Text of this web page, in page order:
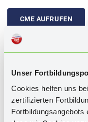
Unser
Cookies helfen uns
zertifizierten
Fortbildungsangebots
CME AUFRUFEN
Schlagwörter:mRNA,